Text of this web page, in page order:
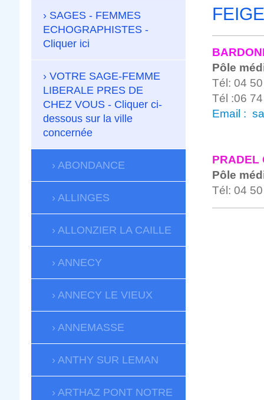
Pôle
Tél: 04
Tél :06
Email :
PRADEL
Pôle
Tél: 04
SAGES - FEMMES
ECHOGRAPHISTES -
Cliquer ici
VOTRE SAGE-FEMME
LIBERALE PRES DE
CHEZ VOUS - Cliquer ci-
dessous sur la ville
concernée
ABONDANCE
ALLINGES
ALLONZIER LA CAILLE
ANNECY
ANNECY LE VIEUX
ANNEMASSE
ANTHY SUR LEMAN
ARTHAZ PONT NOTRE